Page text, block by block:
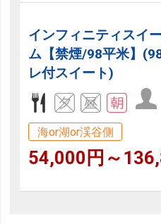
インフィニティスイ
ム【禁煙/98平米】
レ付スイート)
海or湖or渓谷側
54,000円～